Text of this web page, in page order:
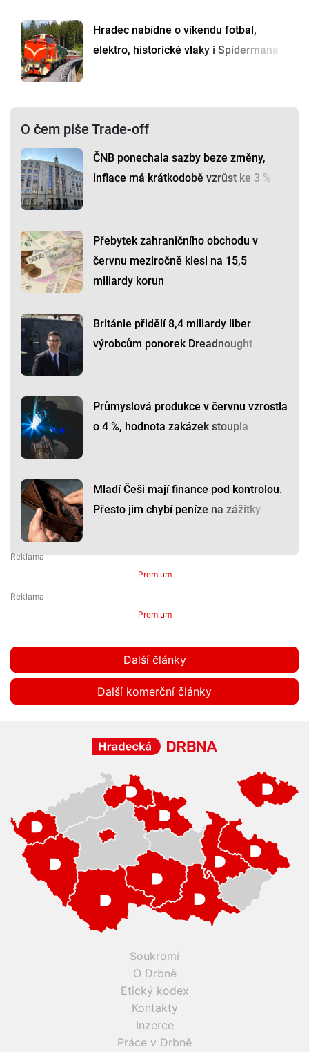
Hradec nabídne o víkendu fotbal,
elektro, historické vlaky i Spidermana
O čem píše Trade-off
ČNB ponechala sazby beze změny,
inflace má krátkodobě vzrůst ke 3 %
Přebytek zahraničního obchodu v
červnu meziročně klesl na 15,5
miliardy korun
Británie přidělí 8,4 miliardy liber
výrobcům ponorek Dreadnought
Průmyslová produkce v červnu vzrostla
o 4 %, hodnota zakázek stoupla
Mladí Češi mají finance pod kontrolou.
Přesto jim chybí peníze na zážitky
Premium
Premium
Další články
Další komerční články
Soukromí
O Drbně
Etický kodex
Kontakty
Inzerce
Práce v Drbně